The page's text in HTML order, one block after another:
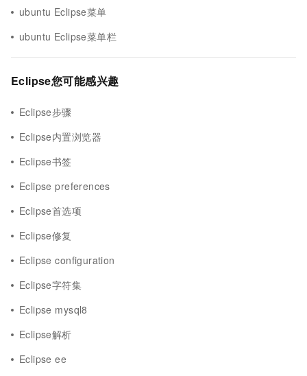
ubuntu Eclipse菜单
ubuntu Eclipse菜单栏
Eclipse您可能感兴趣
Eclipse步骤
Eclipse内置浏览器
Eclipse书签
Eclipse preferences
Eclipse首选项
Eclipse修复
Eclipse configuration
Eclipse字符集
Eclipse mysql8
Eclipse解析
Eclipse ee